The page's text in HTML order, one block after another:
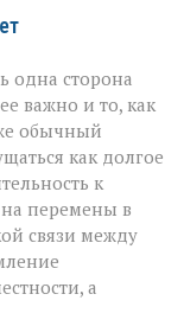
одна сторона
важно и то, как
обычный
как долгое
к
перемены в
связи между
а